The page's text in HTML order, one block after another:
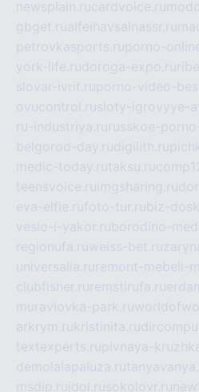
newsplain.rucardvoice.ru
gbget.rualfeihavsalnassr.ru
petrovkasports.ruporno-
york-life.rudoroga-expo.ru
slovar-ivrit.ruporno-video-
ovucontrol.rusloty-igrovyye-
ru-industriya.ru russkoe-
belgorod-day.rudigilith.ru
medic-today.rutaksu.ru
teensvoice.ru imgsharing.ru
eva-elfie.rufoto-tur.rubiz-
veslo-i-yakor.ruborodino-
regionufa.ruweiss-bet.ru
universalia.ru remont-mebeli-
clubfisher.ru remstirufa.ru
muraviovka-park.ru
arkrym.rukristinita.ru
textexperts.rupivnaya-
demolalapaluza.ru
msdip.ru jdol.rusokolovr.ru